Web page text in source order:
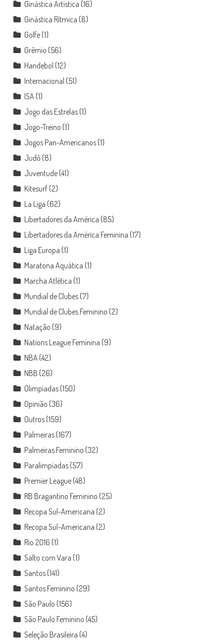
Ginástica Artística (16)
Ginástica Rítmica (8)
Golfe(1)
Grêmio (56)
Handebol (12)
Internacional (51)
ISA (1)
Jogo das Estrelas(1)
Jogo-Treino (1)
Jogos Pan-Americanos(1)
Judô (8)
Juventude(41)
Kitesurf(2)
La Liga (62)
Libertadores da América (85)
Libertadores da América Feminina (17)
Liga Europa (1)
Maratona Aquática (1)
Marcha Atlética (1)
Mundial de Clubes(7)
Mundial de Clubes Feminino (2)
Natação (9)
Nations League Feminina (9)
NBA (42)
NBB (26)
Olimpíadas(150)
Opinião (36)
Outros(159)
Palmeiras(167)
Palmeiras Feminino (32)
Paralimpíadas(57)
Premier League(48)
RB Bragantino Feminino (25)
Recopa Sul-Americana (2)
Recopa Sul-Americana (2)
Rio 2016 (1)
Salto com Vara (1)
Santos(141)
Santos Feminino (29)
São Paulo (156)
São Paulo Feminino (45)
Seleção Brasileira (4)